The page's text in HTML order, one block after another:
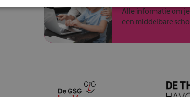
Alle informatie om
een middelbare